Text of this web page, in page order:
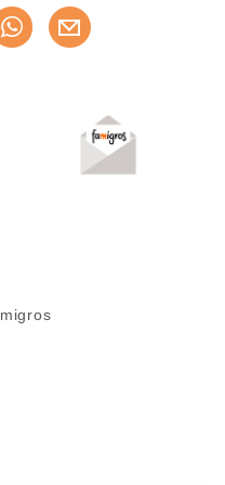
ora